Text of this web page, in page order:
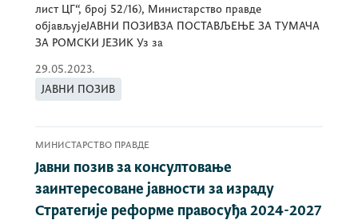
лист ЦГ“, број 52/16), Министарство правде
објављујеЈАВНИ ПОЗИВЗА ПОСТАВЉЕЊЕ ЗА ТУМАЧА
ЗА РОМСКИ ЈЕЗИК Уз за
29.05.2023.
ЈАВНИ ПОЗИВ
МИНИСТАРСТВО ПРАВДЕ
Јавни позив за консултовање
заинтересоване јавности за израду
Стратегије реформе правосуђа 2024-2027